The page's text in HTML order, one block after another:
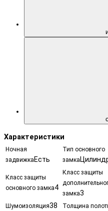
Характеристики
Ночная
задвижка Есть
Тип основного
замка
Класс защиты
основного замка4
Класс защиты
замка3
Шумоизоляция38
Толщина